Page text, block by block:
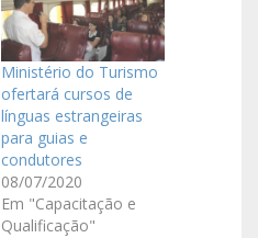
Ministério do Turismo
ofertará cursos de
línguas estrangeiras
para guias e
condutores
08/07/2020
Em "Capacitação e
Qualificação"